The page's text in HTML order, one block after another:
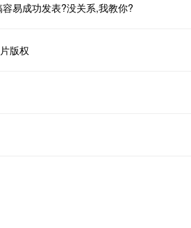
易成功发表?没关系,我教你?
版权